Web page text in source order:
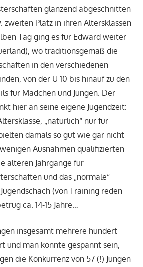
glänzend abgeschnitten
zweiten Platz in ihren Altersklassen
Tag ging es für Edward weiter
wo traditionsgemäß die
in den verschiedenen
von der U 10 bis hinauf zu den
für Mädchen und Jungen. Der
hier an seine eigene Jugendzeit:
„natürlich“ nur für
damals so gut wie gar nicht
Ausnahmen qualifizierten
älteren Jahrgänge für
und das „normale“
(von Training reden
ca. 14-15 Jahre…
insgesamt mehrere hundert
und man konnte gespannt sein,
die Konkurrenz von 57 (!) Jungen